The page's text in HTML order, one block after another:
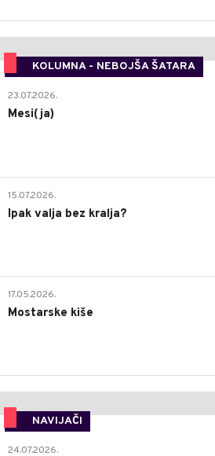
KOLUMNA - NEBOJŠA ŠATARA
23.07.2026.
Mesi(ja)
15.07.2026.
Ipak valja bez kralja?
17.05.2026.
Mostarske kiše
NAVIJAČI
24.07.2026.